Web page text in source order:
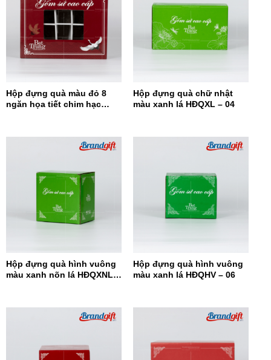
Hộp đựng quà màu đỏ 8
ngăn họa tiết chim hạc
Hộp đựng quà chữ nhật
màu xanh lá HĐQXL – 04
Hộp đựng quà hình vuông
màu xanh nõn lá HĐQXNL –
Hộp đựng quà hình vuông
màu xanh lá HĐQHV – 06